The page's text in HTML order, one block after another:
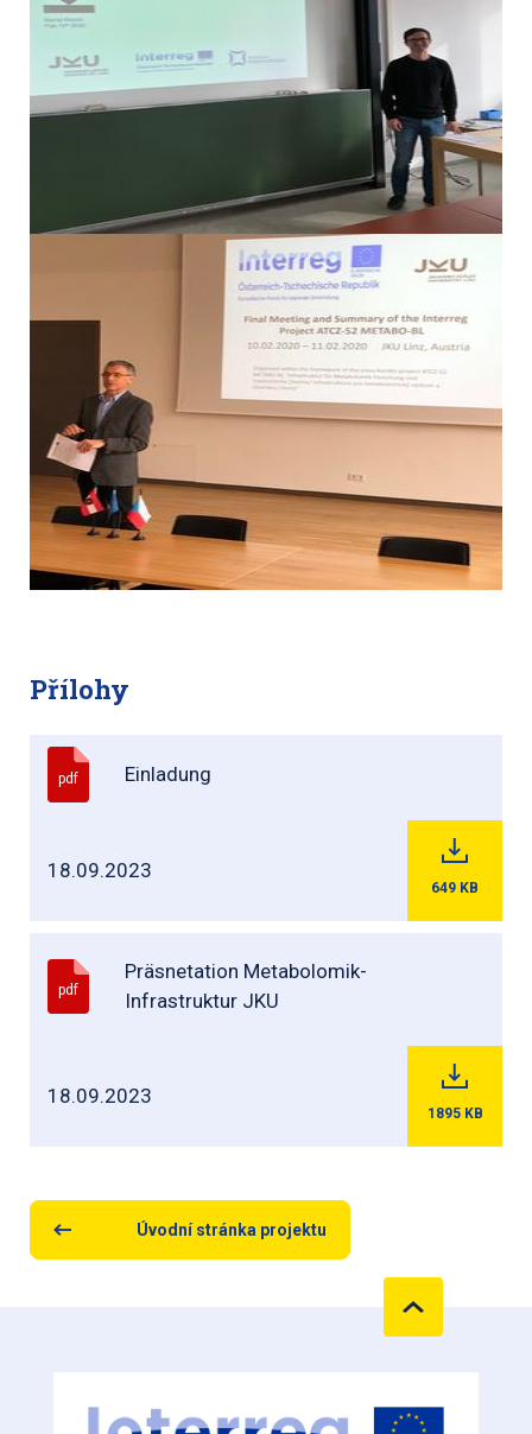
Přílohy
pdf Einladung
18.09.2023
649 KB
pdf
Präsnetation Metabolomik-
Infrastruktur JKU
18.09.2023
1895 KB
Úvodní stránka projektu